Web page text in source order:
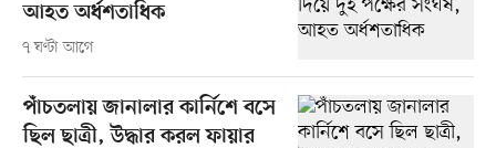
আহত অর্ধশতাধিক
৭ ঘণ্টা আগে
পাঁচতলায় জানালার কার্নিশে বসে
ছিল ছাত্রী, উদ্ধার করল ফায়ার